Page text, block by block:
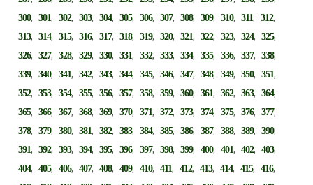
300,301,302,303,304,305,306,307,308,309,310,311,312,
313,314,315,316,317,318,319,320,321,322,323,324,325,
326,327,328,329,330,331,332,333,334,335,336,337,338,
339,340,341,342,343,344,345,346,347,348,349,350,351,
352,353,354,355,356,357,358,359,360,361,362,363,364,
365,366,367,368,369,370,371,372,373,374,375,376,377,
378,379,380,381,382,383,384,385,386,387,388,389,390,
391,392,393,394,395,396,397,398,399,400,401,402,403,
404,405,406,407,408,409,410,411,412,413,414,415,416,